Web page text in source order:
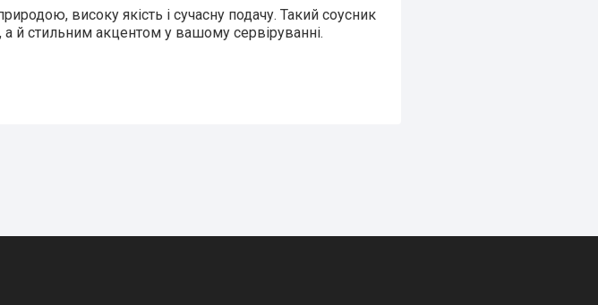
високу якість і сучасну подачу. Такий соусник
й стильним акцентом у вашому сервіруванні.